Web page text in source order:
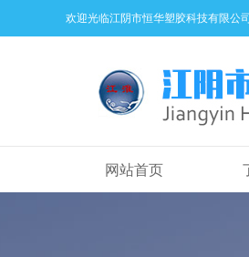
欢迎光临江阴市恒华塑胶科技有限公
网站首页